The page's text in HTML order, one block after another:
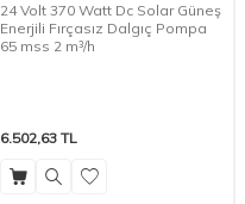
24 Volt 370 Watt Dc Solar Güneş
Enerjili Fırçasız Dalgıç Pompa
65 mss 2 m³/h
6.502,63 TL